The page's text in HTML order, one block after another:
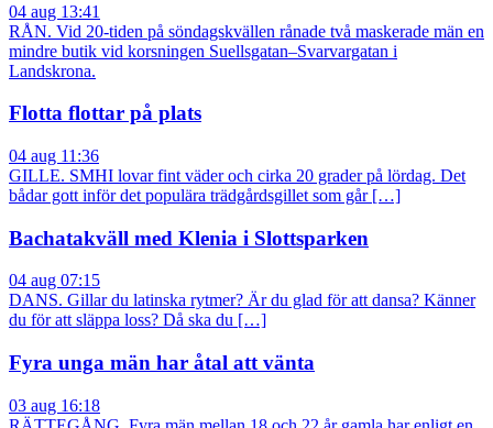
04 aug 13:41
RÅN. Vid 20-tiden på söndagskvällen rånade två maskerade män en
mindre butik vid korsningen Suellsgatan–Svarvargatan i
Landskrona.
Flotta flottar på plats
04 aug 11:36
GILLE. SMHI lovar fint väder och cirka 20 grader på lördag. Det
bådar gott inför det populära trädgårdsgillet som går […]
Bachatakväll med Klenia i Slottsparken
04 aug 07:15
DANS. Gillar du latinska rytmer? Är du glad för att dansa? Känner
du för att släppa loss? Då ska du […]
Fyra unga män har åtal att vänta
03 aug 16:18